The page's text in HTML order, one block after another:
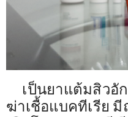
เป็นยาแต้มสิวอัก
ฆ่าเชื้อแบคทีเรีย